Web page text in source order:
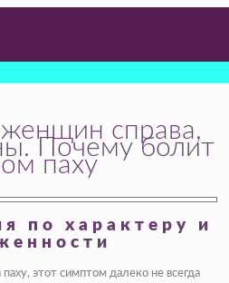
женщин справа,
Почему болит
паху
по характеру и
этот симптом далеко не всегда